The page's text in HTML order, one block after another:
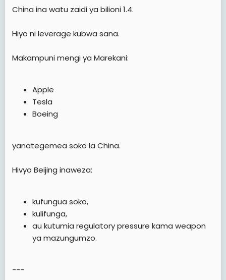
China ina watu zaidi ya bilioni 1.4.
Hiyo ni leverage kubwa sana.
Makampuni mengi ya Marekani:
Apple
Tesla
Boeing
yanategemea soko la China.
Hivyo Beijing inaweza:
kufungua soko,
kulifunga,
au kutumia regulatory pressure kama weapon
ya mazungumzo.
---